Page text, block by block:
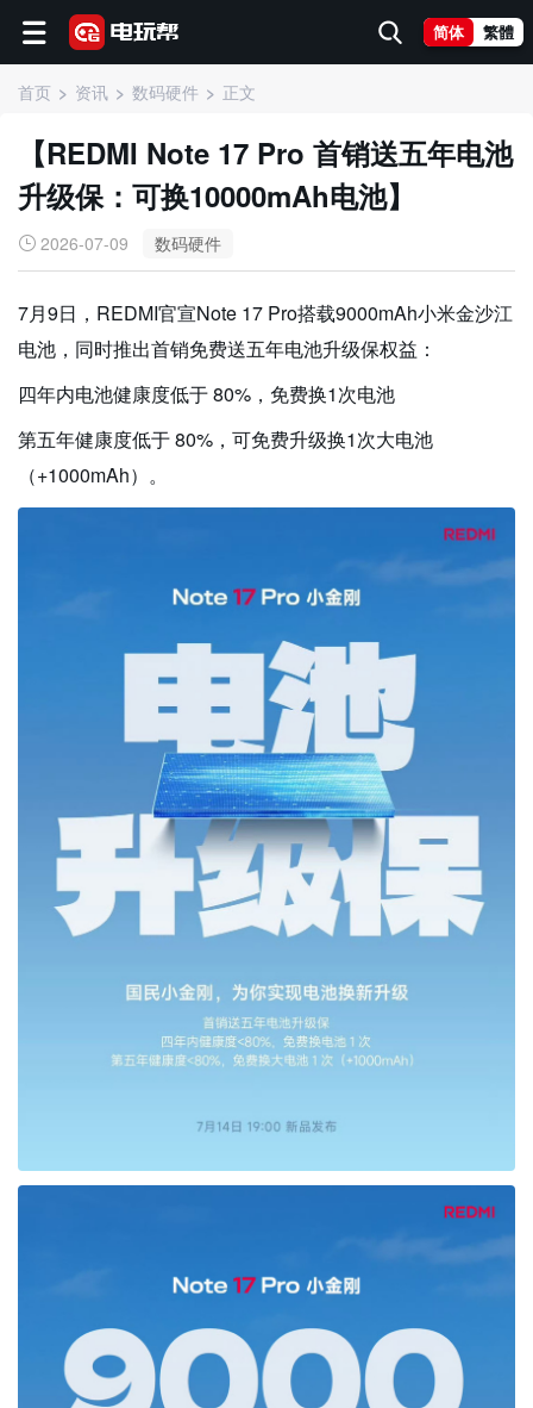
简体 繁體
首页 资讯 数码硬件 正文
【REDMI Note 17 Pro 首销送五年电池
升级保：可换10000mAh电池】
2026-07-09 数码硬件
7月9日，REDMI官宣Note 17 Pro搭载9000mAh小米金沙江
电池，同时推出首销免费送五年电池升级保权益：
四年内电池健康度低于 80%，免费换1次电池
第五年健康度低于 80%，可免费升级换1次大电池
（+1000mAh）。